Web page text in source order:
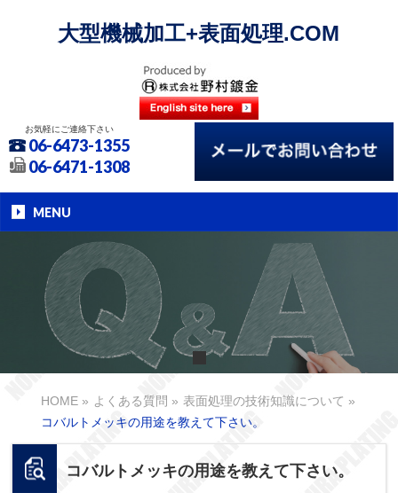
大型機械加工+表面処理.COM
お気軽にご連絡下さい
06-6473-1355
06-6471-1308
MENU
HOME » よくある質問 » 表面処理の技術知識について »
コバルトメッキの用途を教えて下さい。
コバルトメッキの用途を教えて下さい。